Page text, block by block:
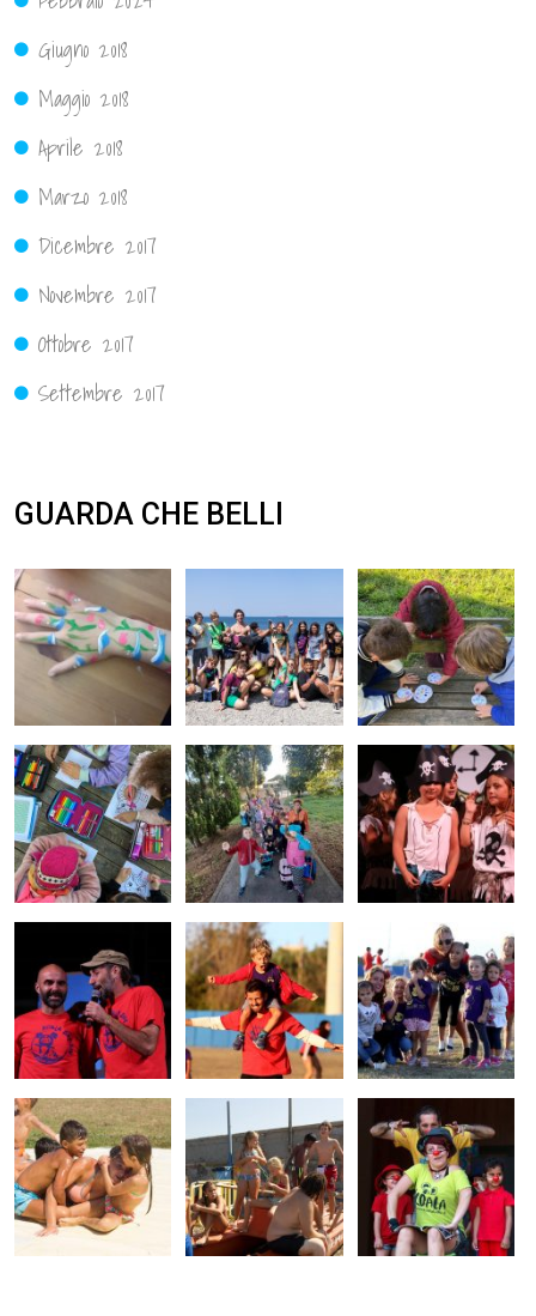
Giugno 2018
Maggio 2018
Aprile 2018
Marzo 2018
Dicembre 2017
Novembre 2017
Ottobre 2017
Settembre 2017
GUARDA CHE BELLI